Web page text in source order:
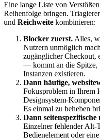
Eine lange Liste von
Reihenfolge bringen.
und Reichweite kombinieren:
Blocker zuerst. Alles,
Nutzern unmöglich
zugänglicher Checkout,
— kommt an die Spitze,
Instanzen existieren.
Dann häufige,
Fokusproblem in Ihrem
Designsystem-
Es einmal zu beheben
Dann
Einzelner fehlender Alt-
Bedienelement oder